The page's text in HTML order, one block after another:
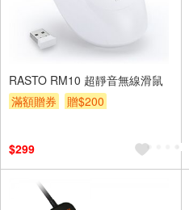
RASTO RM10 超靜音無線滑鼠
滿額贈券
贈$200
$299